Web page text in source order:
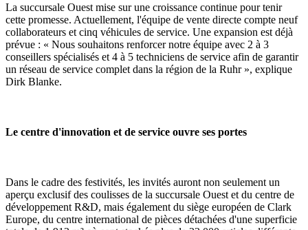
La succursale Ouest mise sur une croissance continue pour tenir
cette promesse. Actuellement, l'équipe de vente directe compte neuf
collaborateurs et cinq véhicules de service. Une expansion est déjà
prévue : « Nous souhaitons renforcer notre équipe avec 2 à 3
conseillers spécialisés et 4 à 5 techniciens de service afin de garantir
un réseau de service complet dans la région de la Ruhr », explique
Dirk Blanke.
Le centre d'innovation et de service ouvre ses portes
Dans le cadre des festivités, les invités auront non seulement un
aperçu exclusif des coulisses de la succursale Ouest et du centre de
développement R&D, mais également du siège européen de Clark
Europe, du centre international de pièces détachées d'une superficie